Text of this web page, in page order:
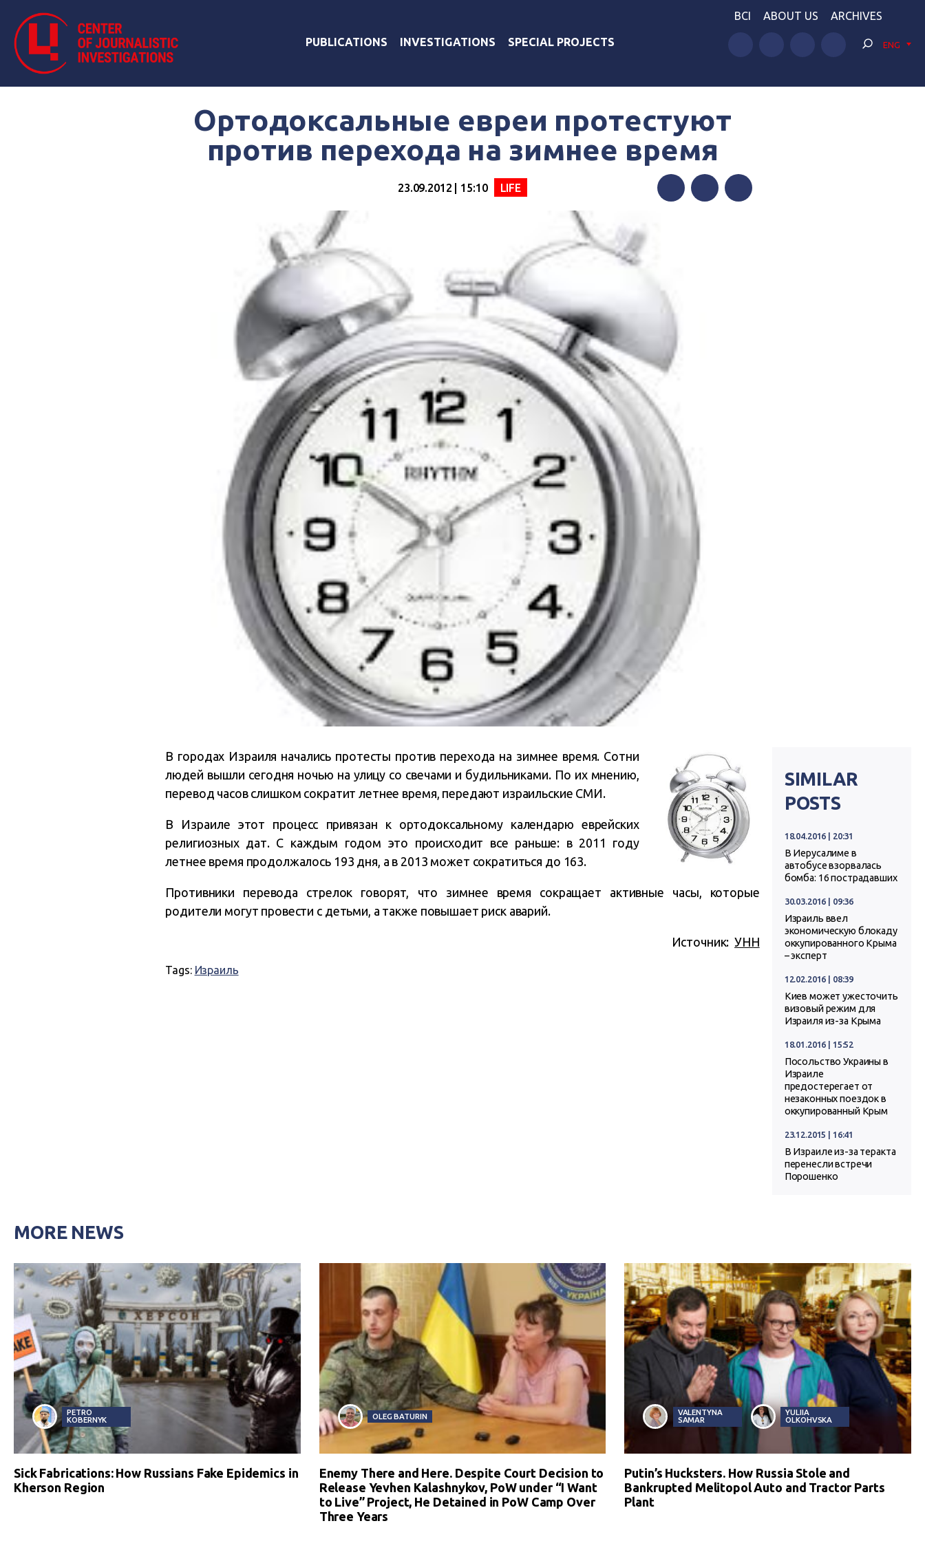
PUBLICATIONS INVESTIGATIONS SPECIAL PROJECTS
BCI ABOUT US ARCHIVES
ENG
Ортодоксальные евреи протестуют
против перехода на зимнее время
23.09.2012 | 15:10 LIFE
В городах Израиля начались протесты против перехода на зимнее время. Сотни
людей вышли сегодня ночью на улицу со свечами и будильниками. По их мнению,
перевод часов слишком сократит летнее время, передают израильские СМИ.
В Израиле этот процесс привязан к ортодоксальному календарю еврейских
религиозных дат. С каждым годом это происходит все раньше: в 2011 году
летнее время продолжалось 193 дня, а в 2013 может сократиться до 163.
Противники перевода стрелок говорят, что зимнее время сокращает активные часы, которые
родители могут провести с детьми, а также повышает риск аварий.
Источник:УНН
Tags: Израиль
SIMILAR
POSTS
18.04.2016 | 20:31
В Иерусалиме в
автобусе взорвалась
бомба: 16 пострадавших
30.03.2016 | 09:36
Израиль ввел
экономическую блокаду
оккупированного Крыма
– эксперт
12.02.2016 | 08:39
Киев может ужесточить
визовый режим для
Израиля из-за Крыма
18.01.2016 | 15:52
Посольство Украины в
Израиле
предостерегает от
незаконных поездок в
оккупированный Крым
23.12.2015 | 16:41
В Израиле из-за теракта
перенесли встречи
Порошенко
MORE NEWS
PETRO
KOBERNYK
Sick Fabrications: How Russians Fake Epidemics in
Kherson Region
OLEG BATURIN
Enemy There and Here. Despite Court Decision to
Release Yevhen Kalashnykov, PoW under “I Want
to Live” Project, He Detained in PoW Camp Over
Three Years
VALENTYNA
SAMAR
YULIIA
OLKOHVSKA
Putin’s Hucksters. How Russia Stole and
Bankrupted Melitopol Auto and Tractor Parts
Plant